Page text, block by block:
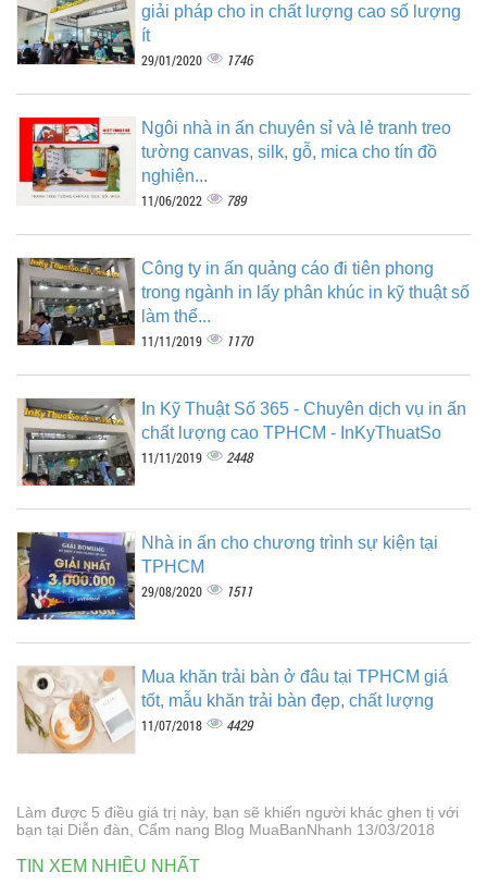
giải pháp cho in chất lượng cao số lượng
ít
29/01/2020 1746
Ngôi nhà in ấn chuyên sỉ và lẻ tranh treo
tường canvas, silk, gỗ, mica cho tín đồ
nghiện...
11/06/2022 789
Công ty in ấn quảng cáo đi tiên phong
trong ngành in lấy phân khúc in kỹ thuật số
làm thế...
11/11/2019 1170
In Kỹ Thuật Số 365 - Chuyên dịch vụ in ấn
chất lượng cao TPHCM - InKyThuatSo
11/11/2019 2448
Nhà in ấn cho chương trình sự kiện tại
TPHCM
29/08/2020 1511
Mua khăn trải bàn ở đâu tại TPHCM giá
tốt, mẫu khăn trải bàn đẹp, chất lượng
11/07/2018 4429
Làm được 5 điều giá trị này, bạn sẽ khiến người khác ghen tị với
bạn tại Diễn đàn, Cẩm nang Blog MuaBanNhanh 13/03/2018
TIN XEM NHIỀU NHẤT